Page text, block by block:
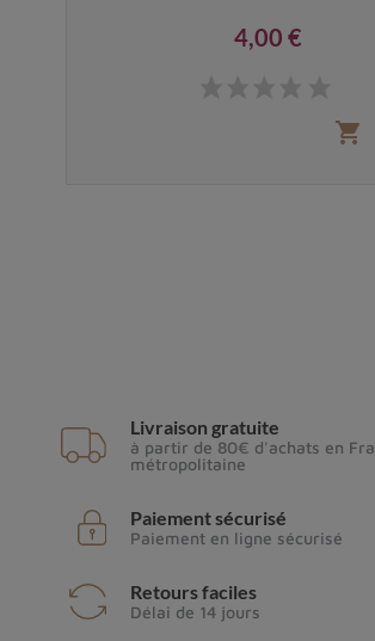
4,00 €
shopping_cart
Livraison gratuite
à partir de 80€ d'achats en
métropolitaine
Paiement sécurisé
Paiement en ligne sécurisé
Retours faciles
Délai de 14 jours